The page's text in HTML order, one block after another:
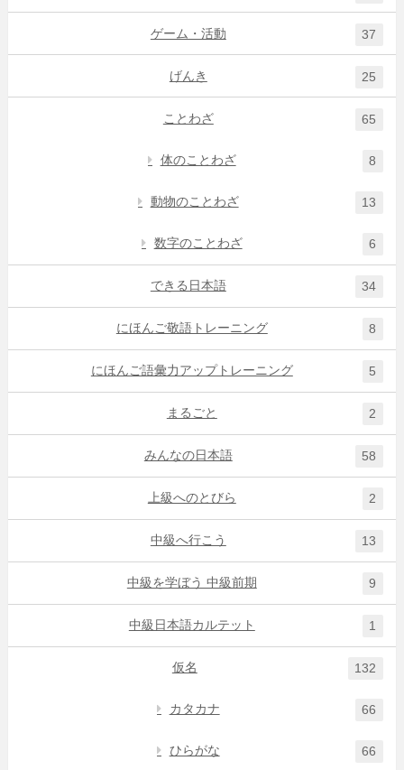
ゲーム・活動 37
げんき 25
ことわざ 65
体のことわざ 8
動物のことわざ 13
数字のことわざ 6
できる日本語 34
にほんご敬語トレーニング 8
にほんご語彙力アップトレーニング 5
まるごと 2
みんなの日本語 58
上級へのとびら 2
中級へ行こう 13
中級を学ぼう 中級前期 9
中級日本語カルテット 1
仮名 132
カタカナ 66
ひらがな 66